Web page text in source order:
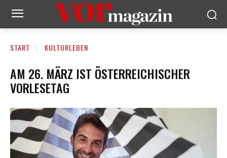
START KULTURLEBEN
AM 26. MÄRZ IST ÖSTERREICHISCHER
VORLESETAG